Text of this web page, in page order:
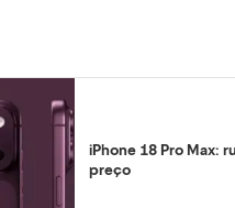
iPhone 18 Pro Max:
preço